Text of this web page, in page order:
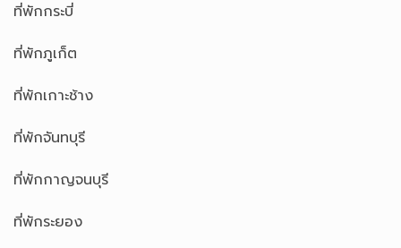
ที่พักกระบี่
ที่พักภูเก็ต
ที่พักเกาะช้าง
ที่พักจันทบุรี
ที่พักกาญจนบุรี
ที่พักระยอง